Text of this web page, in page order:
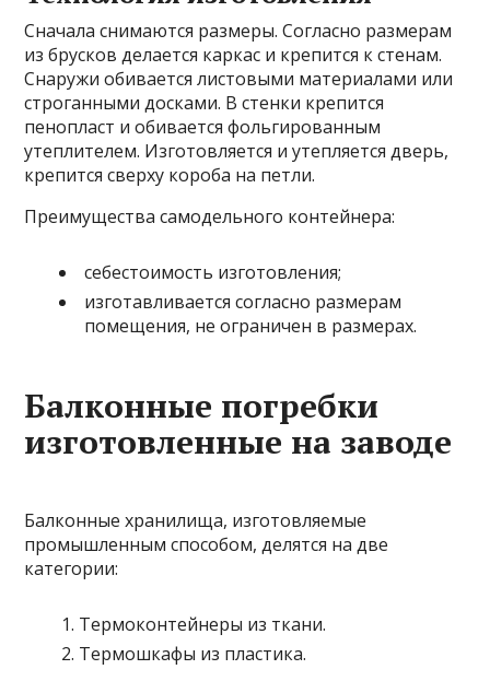
Сначала снимаются размеры. Согласно размерам
из брусков делается каркас и крепится к стенам.
Снаружи обивается листовыми материалами или
строганными досками. В стенки крепится
пенопласт и обивается фольгированным
утеплителем. Изготовляется и утепляется дверь,
крепится сверху короба на петли.
Преимущества самодельного контейнера:
себестоимость изготовления;
изготавливается согласно размерам
помещения, не ограничен в размерах.
Балконные погребки
изготовленные на заводе
Балконные хранилища, изготовляемые
промышленным способом, делятся на две
категории:
Термоконтейнеры из ткани.
Термошкафы из пластика.